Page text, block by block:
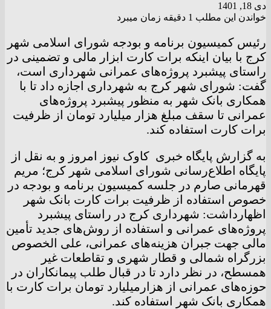
دی 18, 1401
خواندن این مطلب 1 دقیقه زمان میبرد
رئیس کمیسیون برنامه و بودجه شورای اسلامی شهر
کرج با بیان اینکه برات کارت ابزار مالی و تضمینی در
راستای پیشبرد پروژه‌های عمرانی شهرداری است،
گفت: شورای شهر کرج به شهرداری اجازه داد تا با
همکاری بانک شهر به منظور پیشبرد پروژه‌های
عمرانی تا سقف مبلغ هزار میلیارد تومان از ظرفیت
برات کارت استفاده کند.
به گزارش پایگاه خبری کاوک نیوز امروز و به نقل از
پایگاه اطلاع‌رسانی شورای اسلامی شهر کرج؛ مریم
قهرمانی صارم در جلسه کمیسیون برنامه و بودجه در
خصوص استفاده از ظرفیت برات کارت بانک شهر
اظهارداشت: شهرداری کرج در راستای پیشبرد
پروژه‌های عمرانی و استفاده از روش‌های جدید تأمین
مالی جهت جبران هزینه‌های عمرانی، علی الخصوص
بزرگراه شمالی و قطار شهری و تقاطعات غیر
همسطح، در نظر دارد تا در قبال طلب پیمانکاران در
حوزه‌های عمرانی از هزارمیلیارد تومان برات کارت با
همکاری بانک شهر استفاده کند.